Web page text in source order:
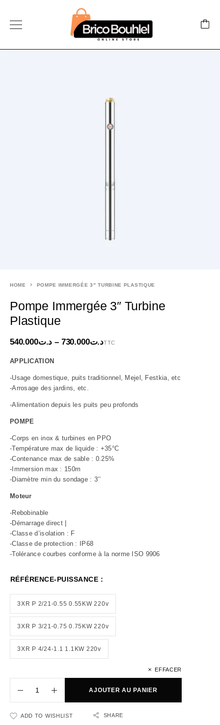
HOME POMPE IMMERGÉE 3″ TURBINE PLASTIQUE
Pompe Immergée 3″ Turbine
Plastique
د.ت540.000 – د.ت730.000 TTC
APPLICATION
-Usage domestique, puits traditionnel, Mejel, Festkia, etc
-Arrosage des jardins, etc.
-Alimentation depuis les puits peu profonds
POMPE
-Corps en inox & turbines en PPO
-Température max de liquide : +35°C
-Contenance max de sable : 0.25%
-Immersion max : 150m
-Diamètre min du sondage : 3’’
Moteur
-Rebobinable
-Démarrage direct |
-Classe d’isolation : F
-Classe de protection : IP68
-Tolérance courbes conforme à la norme ISO 9906
RÉFÉRENCE-PUISSANCE :
3XR P 2/21-0.55 0.55KW 220v
3XR P 3/21-0.75 0.75KW 220v
3XR P 4/24-1.1 1.1KW 220v
EFFACER
AJOUTER AU PANIER
ADD TO WISHLIST SHARE